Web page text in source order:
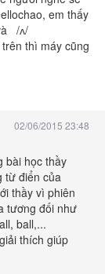
em thấy
/ʌ/
thì máy cũng
02/06/2015 23:48
bài học thầy
từ điển của
thầy vì phiên
tương đối như
ball,...
thích giúp